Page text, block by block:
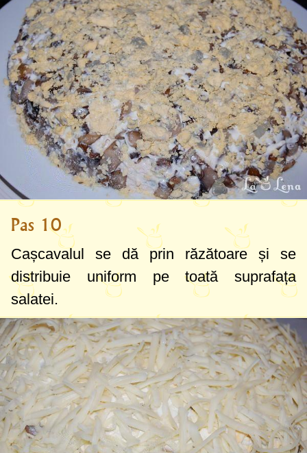
Pas 10
Cașcavalul se dă prin răzătoare și se
distribuie uniform pe toată suprafața
salatei.